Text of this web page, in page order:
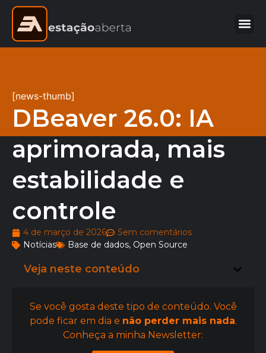
[news-thumb]
DBeaver 26.0: IA
aprimorada, mais
estabilidade e
controle
4 de março de 2026
Sem comentários
Notícias
Base de dados, Open Source
Veja neste conteúdo
Se você gosta deste tipo de conteúdo. Você
pode ficar em dia e não perder mais nada.
Conheça a minha Newsletter: